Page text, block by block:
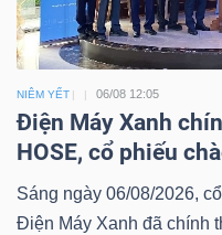
NIÊM YẾT 06/08 12:05
Điện Máy Xanh
HOSE, cổ phiếu
Sáng ngày 06/08/2026,
Điện Máy Xanh đã chính